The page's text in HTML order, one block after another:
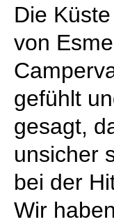
Die
von
gefühlt
gesagt,
unsicher
bei der
Wir